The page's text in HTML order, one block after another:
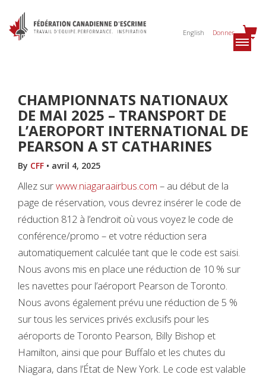
English Donner
CHAMPIONNATS NATIONAUX
DE MAI 2025 – TRANSPORT DE
L’AEROPORT INTERNATIONAL DE
PEARSON A ST CATHARINES
By CFF • avril 4, 2025
Allez surwww.niagaraairbus.com – au début de la
page de réservation, vous devrez insérer le code de
réduction 812 à l’endroit où vous voyez le code de
conférence/promo – et votre réduction sera
automatiquement calculée tant que le code est saisi.
Nous avons mis en place une réduction de 10 % sur
les navettes pour l’aéroport Pearson de Toronto.
Nous avons également prévu une réduction de 5 %
sur tous les services privés exclusifs pour les
aéroports de Toronto Pearson, Billy Bishop et
Hamilton, ainsi que pour Buffalo et les chutes du
Niagara, dans l’État de New York. Le code est valable